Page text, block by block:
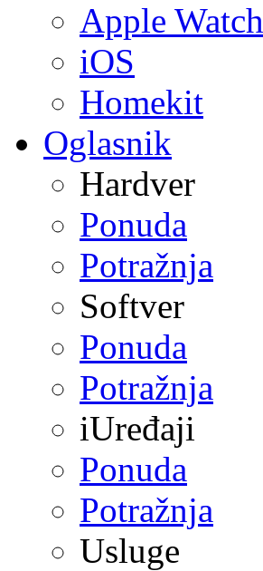
Apple Watch
iOS
Homekit
Oglasnik
Hardver
Ponuda
Potražnja
Softver
Ponuda
Potražnja
iUređaji
Ponuda
Potražnja
Usluge